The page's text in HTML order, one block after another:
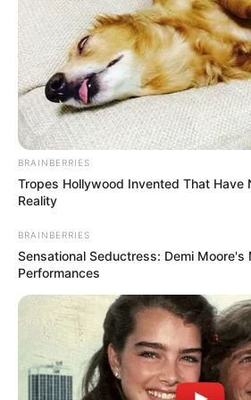
Ebenso können aber auch
Schlosshotelgebucht werden.
GELD SPAREN Urlaub Fehmarn
Hier gibt es Tipps, wie man eine
gestaltenkann.
Ausgehend von den Suchfunktionen
freie Hotelzimmer oder die
Pension in Fehmarn gefunden
hierbei auch Preisvergleiche,
Position der gewählten Unterkunft
auf der Straßenkarte und künstliche
BRAINBERRIES
Tropes Hollywood Invented That Have
Reality
BRAINBERRIES
Sensational Seductress: Demi Moore's
Performances